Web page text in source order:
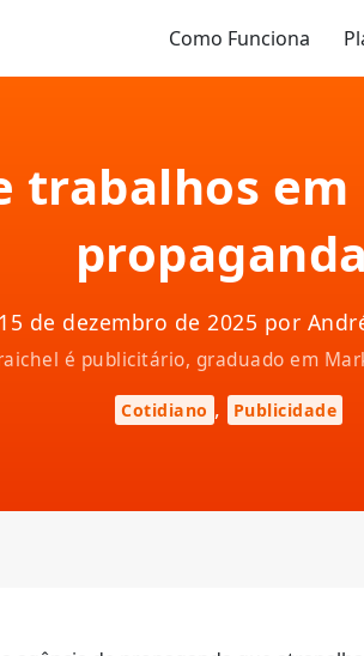
Como Funciona
trabalhos
15 de dezembro de 2025 por
é publicitário, graduado em
Cotidiano , Publicidade